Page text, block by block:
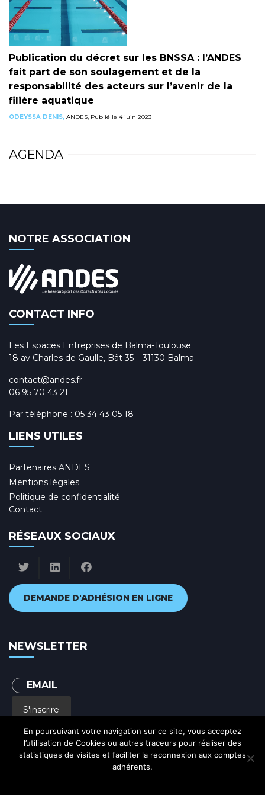
Publication du décret sur les BNSSA : l’ANDES
fait part de son soulagement et de la
responsabilité des acteurs sur l’avenir de la
filière aquatique
ODEYSSA DENIS, ANDES, Publié le 4 juin 2023
AGENDA
NOTRE ASSOCIATION
CONTACT INFO
Les Espaces Entreprises de Balma-Toulouse
18 av Charles de Gaulle, Bât 35 – 31130 Balma
contact@andes.fr
06 95 70 43 21
Par téléphone : 05 34 43 05 18
LIENS UTILES
Partenaires ANDES
Mentions légales
Politique de confidentialité
Contact
RÉSEAUX SOCIAUX
DEMANDE D'ADHÉSION EN LIGNE
NEWSLETTER
S'inscrire
En renseignant votre adresse email, vous acceptez de recevoir par courrier
electronique notre lettre d'information et vous prenez connaissance de notre
En poursuivant votre navigation sur ce site, vous acceptez
l’utilisation de Cookies ou autres traceurs pour réaliser des
statistiques de visites et faciliter la reconnexion aux comptes
adhérents.